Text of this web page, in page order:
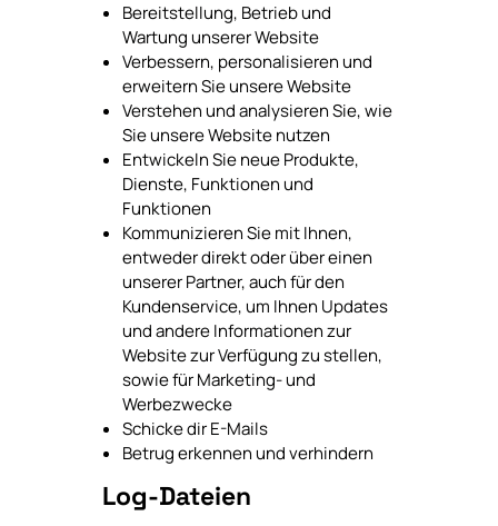
Bereitstellung, Betrieb und
Wartung unserer Website
Verbessern, personalisieren und
erweitern Sie unsere Website
Verstehen und analysieren Sie, wie
Sie unsere Website nutzen
Entwickeln Sie neue Produkte,
Dienste, Funktionen und
Funktionen
Kommunizieren Sie mit Ihnen,
entweder direkt oder über einen
unserer Partner, auch für den
Kundenservice, um Ihnen Updates
und andere Informationen zur
Website zur Verfügung zu stellen,
sowie für Marketing- und
Werbezwecke
Schicke dir E-Mails
Betrug erkennen und verhindern
Log-Dateien